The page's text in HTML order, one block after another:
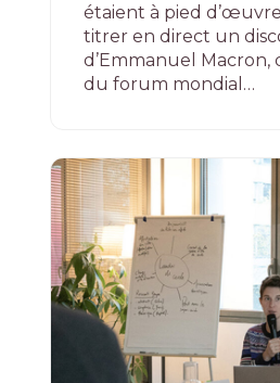
étaient à pied
titrer en direct un
d’Emmanuel Macron,
du forum mondial…